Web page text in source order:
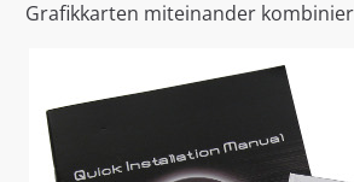
Grafikkarten miteinander